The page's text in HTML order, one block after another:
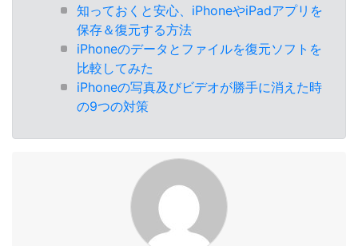
知っておくと安心、iPhoneやiPadアプリを
保存＆復元する方法
iPhoneのデータとファイルを復元ソフトを
比較してみた
iPhoneの写真及びビデオが勝手に消えた時
の9つの対策